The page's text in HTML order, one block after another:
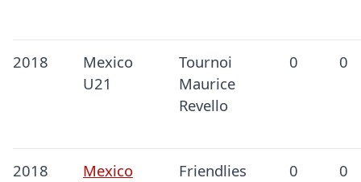
2018
Mexico
U21
Tournoi
Maurice
Revello
0 0
2018 Mexico Friendlies 0 0